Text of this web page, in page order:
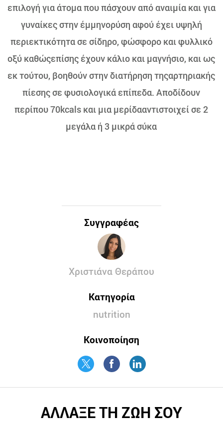
επιλογή για άτομα που πάσχουν από αναιμία και για
γυναίκες στην έμμηνορύση αφού έχει υψηλή
περιεκτικότητα σε σίδηρο, φώσφορο και φυλλικό
οξύ καθώςεπίσης έχουν κάλιο και μαγνήσιο, και ως
εκ τούτου, βοηθούν στην διατήρηση τηςαρτηριακής
πίεσης σε φυσιολογικά επίπεδα. Αποδίδουν
περίπου 70kcals και μια μερίδααντιστοιχεί σε 2
μεγάλα ή 3 μικρά σύκα
Συγγραφέας
Χριστιάνα Θεράπου
Κατηγορία
nutrition
Κοινοποίηση
ΑΛΛΑΞΕ ΤΗ ΖΩΗ ΣΟΥ